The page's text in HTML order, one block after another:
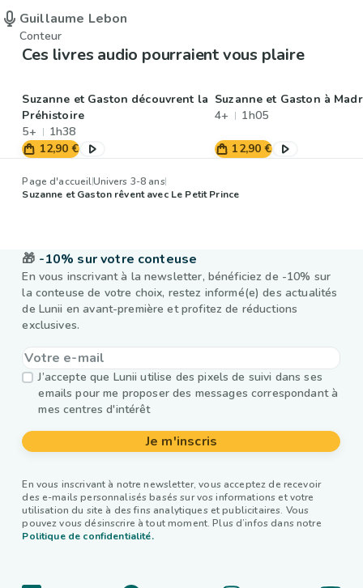
Guillaume Lebon
Conteur
Ces livres audio pourraient vous plaire
Suzanne et Gaston découvrent la
Préhistoire
5+
1h38
12,90 €
Suzanne et Gaston à
4+
1h05
12,90 €
Page d'accueilUnivers 3-8 ans
Suzanne et Gaston rêvent avec Le Petit Prince
🎁 -10% sur votre conteuse
En vous inscrivant à la newsletter, bénéficiez de -10% sur
la conteuse de votre choix, restez informé(e) des actualités
de Lunii en avant-première et profitez de réductions
exclusives.
J’accepte que Lunii utilise des pixels de suivi dans ses
emails pour me proposer des messages correspondant à
mes centres d'intérêt
Je m'inscris
En vous inscrivant à notre newsletter, vous acceptez de recevoir
des e-mails personnalisés basés sur vos informations et votre
utilisation du site à des fins analytiques et publicitaires. Vous
pouvez vous désinscrire à tout moment. Plus d’infos dans notre
Politique de confidentialité.